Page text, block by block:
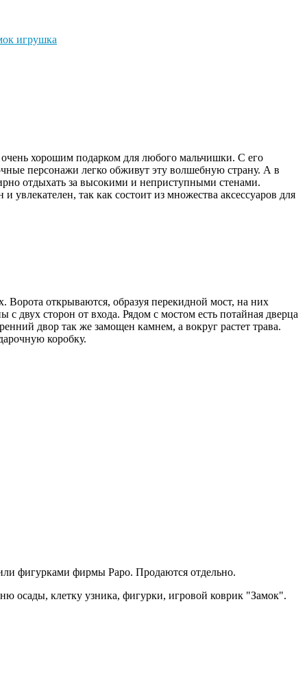
игрушка
хорошим подарком для любого мальчишки. С его
персонажи легко обживут эту волшебную страну. А в
отдыхать за высокими и неприступными стенами.
так как состоит из множества аксессуаров для
Ворота открываются, образуя перекидной мост, на них
двух сторон от входа. Рядом с мостом есть потайная дверца
двор так же замощен камнем, а вокруг растет трава.
коробку.
фигурками фирмы Papo. Продаются отдельно.
осады, клетку узника, фигурки, игровой коврик "Замок".